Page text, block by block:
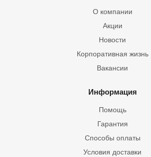
О компании
Акции
Новости
Корпоративная жизнь
Вакансии
Информация
Помощь
Гарантия
Способы оплаты
Условия доставки